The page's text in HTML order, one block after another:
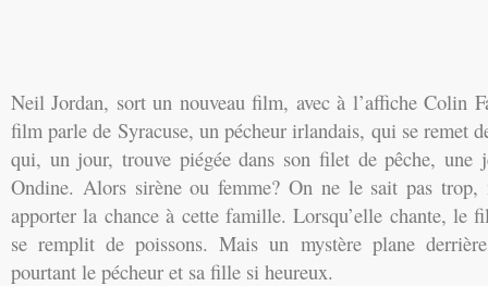
Neil Jordan, sort un nouveau film, avec à l’affiche Colin
film parle de Syracuse, un pécheur irlandais, qui se remet
qui, un jour, trouve piégée dans son filet de pêche, une
Ondine. Alors sirène ou femme? On ne le sait pas
apporter la chance à cette famille. Lorsqu’elle chante, le
se remplit de poissons. Mais un mystère plane
pourtant le pécheur et sa fille si heureux.